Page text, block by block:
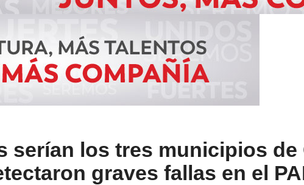
serían los tres municipios
graves fallas en el